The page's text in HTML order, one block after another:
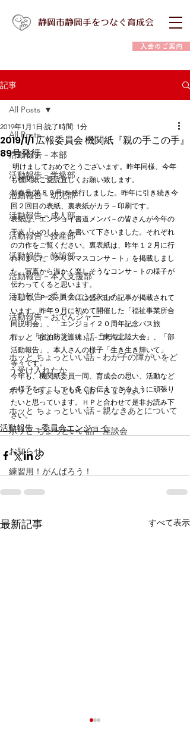
入会のご案内
静岡市静岡手をつなぐ育成会
記事
All Posts
活動報告－本部
活動報告－学級部
活動報告－幼児部
活動報告－成人部
活動報告－授産部
活動報告－施設部
活動報告－本人支援部
活動報告－委員会エンジョイ
活動報告－おでんジャー
ホッと ちょっといい話-コラム
ホッと ちょっといい話－わが子の障がいをど
う受け入れたか
ホッと ちょっといい話－きょうだい
ホッと ちょっといい話－親なきあとについて
ホッと ちょっといい話－座談会
お知らせ
練習用！がんばろう！
All Posts
2019/1/1 広報委員会 機関紙『親の手この手』
89号発行
2019年1月1日 読了時間: 1分
も機関紙ご愛読宜しくお願い致します。
新春号(第８９号)を発行しました。昨年に引き続き今
回２回目の表紙、裏表紙がカラ－印刷です。
表紙は、エンジョイ書道メンバ－の皆さんが今年の
干支「いのしし」を書いて下さいました。それぞれ
の力作をご覧ください。裏表紙は、昨年１２月に行
われました「クリスマスコンサ－ト」を掲載しまし
た。写真から温かく楽しそうなコンサ－トの様子が
伝わってくると思います。
そして、Ｐ２～Ｐ７には盛沢山の記事が掲載されて
います。昨年９月に初めて開催した「福祉事業所合
同説明会」、「エンジョイ２０周年記念バス旅
行」、「宿泊防災訓練」、「東海北陸大会」、「部
活動報告」、本人さんの様子「生き生き輝いて」
等々です。
今年も、機関紙委員一同、育成会の思い、活動など
の様子をすこしでも多くお伝えできるように頑張り
たいと思っています。ＨＰと合わせて是非お読み下
さい。
活動報告－委員会エンジョイ
最新記事 すべて表示